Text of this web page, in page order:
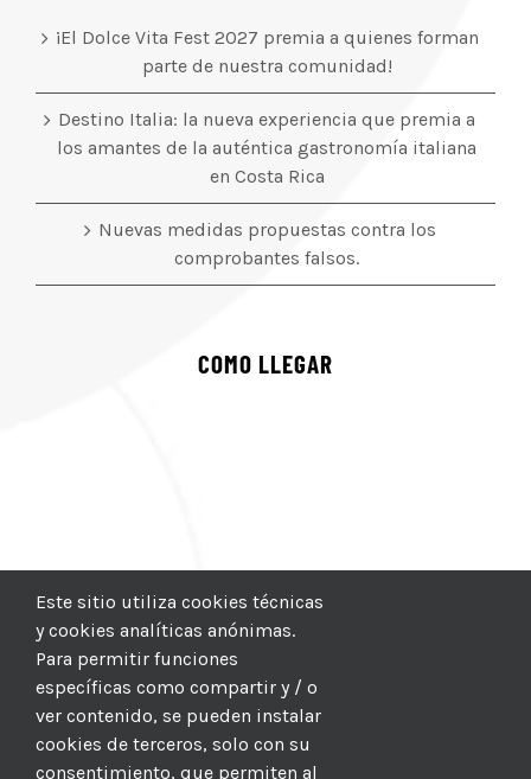
¡El Dolce Vita Fest 2027 premia a quienes forman
parte de nuestra comunidad!
Destino Italia: la nueva experiencia que premia a
los amantes de la auténtica gastronomía italiana
en Costa Rica
Nuevas medidas propuestas contra los
comprobantes falsos.
COMO LLEGAR
Este sitio utiliza cookies técnicas
y cookies analíticas anónimas.
Para permitir funciones
específicas como compartir y / o
ver contenido, se pueden instalar
cookies de terceros, solo con su
consentimiento, que permiten al